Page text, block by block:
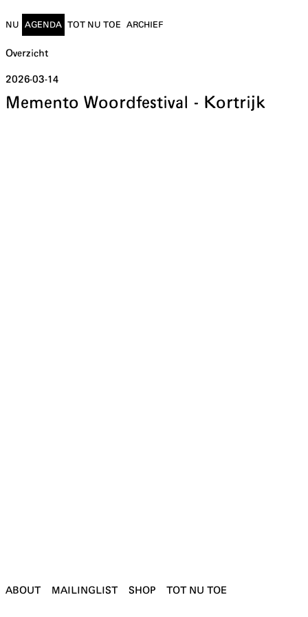
NU AGENDA TOT NU TOE ARCHIEF
ABOUT MAILINGLIST SHOP TOT NU TOE
Overzicht
2026-03-14
Memento Woordfestival - Kortrijk